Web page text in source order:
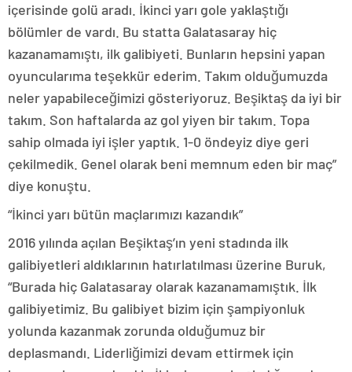
içerisinde golü aradı. İkinci yarı gole yaklaştığı
bölümler de vardı. Bu statta Galatasaray hiç
kazanamamıştı, ilk galibiyeti. Bunların hepsini yapan
oyuncularıma teşekkür ederim. Takım olduğumuzda
neler yapabileceğimizi gösteriyoruz. Beşiktaş da iyi bir
takım. Son haftalarda az gol yiyen bir takım. Topa
sahip olmada iyi işler yaptık. 1-0 öndeyiz diye geri
çekilmedik. Genel olarak beni memnum eden bir maç”
diye konuştu.
“İkinci yarı bütün maçlarımızı kazandık”
2016 yılında açılan Beşiktaş’ın yeni stadında ilk
galibiyetleri aldıklarının hatırlatılması üzerine Buruk,
“Burada hiç Galatasaray olarak kazanamamıştık. İlk
galibiyetimiz. Bu galibiyet bizim için şampiyonluk
yolunda kazanmak zorunda olduğumuz bir
deplasmandı. Liderliğimizi devam ettirmek için